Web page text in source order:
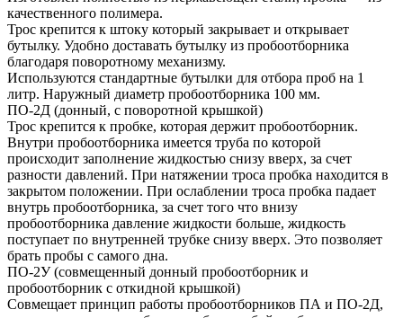
качественного полимера.
Трос крепится к штоку который закрывает и открывает
бутылку. Удобно доставать бутылку из пробоотборника
благодаря поворотному механизму.
Используются стандартные бутылки для отбора проб на 1
литр. Наружный диаметр пробоотборника 100 мм.
ПО-2Д (донный, с поворотной крышкой)
Трос крепится к пробке, которая держит пробоотборник.
Внутри пробоотборника имеется труба по которой
происходит заполнение жидкостью снизу вверх, за счет
разности давлений. При натяжении троса пробка находится в
закрытом положении. При ослаблении троса пробка падает
внутрь пробоотборника, за счет того что внизу
пробоотборника давление жидкости больше, жидкость
поступает по внутренней трубке снизу вверх. Это позволяет
брать пробы с самого дна.
ПО-2У (совмещенный донный пробоотборник и
пробоотборник с откидной крышкой)
Совмещает принцип работы пробоотборников ПА и ПО-2Д,